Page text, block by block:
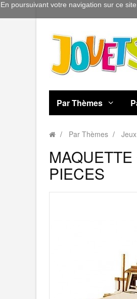
Par Thèmes
Par Thèmes
PIECES
En poursuivant votre navigation sur ce